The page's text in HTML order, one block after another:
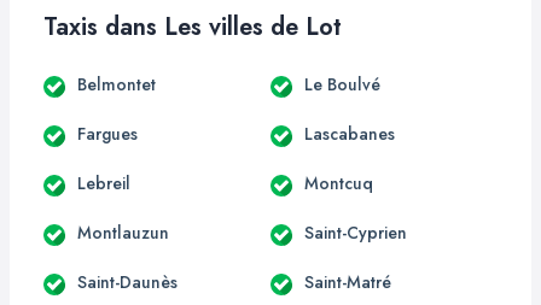
Taxis dans Les villes de Lot
Belmontet Le Boulvé
Fargues Lascabanes
Lebreil Montcuq
Montlauzun Saint-Cyprien
Saint-Daunès Saint-Matré